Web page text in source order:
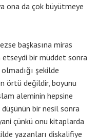
ona da çok büyütmeye
başkasına miras
bir müddet sonra
şekilde
örtü değildir, boyunu
aleminin hepsine
bir nesil sonra
çünkü onu kitaplarda
yazanları diskalifiye